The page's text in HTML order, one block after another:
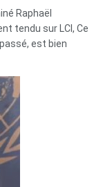
Raphaël
tendu sur LCI, Ce
est bien
Zemmour